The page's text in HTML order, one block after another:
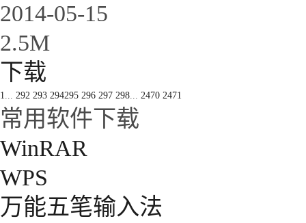
2014-05-15
2.5M
下载
1... 292 293 294295 296 297 298... 2470 2471
常用软件下载
WinRAR
WPS
万能五笔输入法